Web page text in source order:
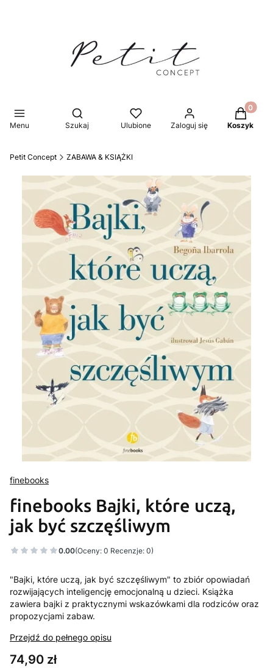
Menu
Otwórz wyszukiwarkę
Szukaj Ulubione Zaloguj się Koszyk
Petit Concept ZABAWA & KSIĄŻKI
finebooks
finebooks Bajki, które uczą,
jak być szczęśliwym
0.00(Oceny: 0 Recenzje: 0)
"Bajki, które uczą, jak być szczęśliwym" to zbiór opowiadań
rozwijających inteligencję emocjonalną u dzieci. Książka
zawiera bajki z praktycznymi wskazówkami dla rodziców oraz
propozycjami zabaw.
Przejdź do pełnego opisu
Cena
74,90 zł